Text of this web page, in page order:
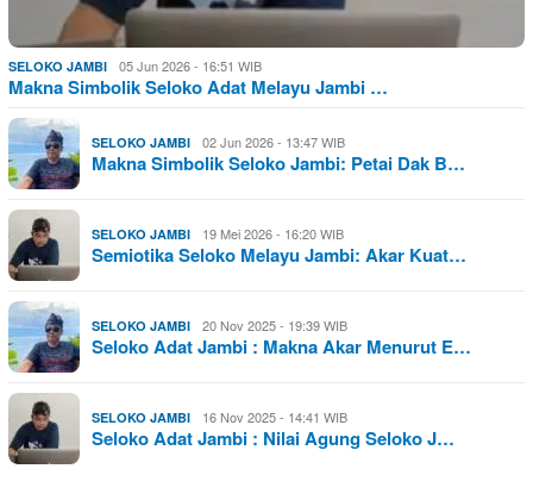
SELOKO JAMBI 05 Jun 2026 - 16:51 WIB
Makna Simbolik Seloko Adat Melayu Jambi …
SELOKO JAMBI 02 Jun 2026 - 13:47 WIB
Makna Simbolik Seloko Jambi: Petai Dak B…
SELOKO JAMBI 19 Mei 2026 - 16:20 WIB
Semiotika Seloko Melayu Jambi: Akar Kuat…
SELOKO JAMBI 20 Nov 2025 - 19:39 WIB
Seloko Adat Jambi : Makna Akar Menurut E…
SELOKO JAMBI 16 Nov 2025 - 14:41 WIB
Seloko Adat Jambi : Nilai Agung Seloko J…